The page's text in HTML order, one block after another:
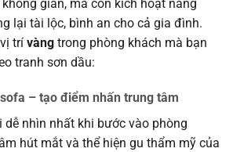
gian, mà còn kích hoạt năng
lại tài lộc, bình an cho cả gia đình.
trí vàng trong phòng khách mà bạn
tranh sơn dầu:
– tạo điểm nhấn trung tâm
dễ nhìn nhất khi bước vào phòng
hút mắt và thể hiện gu thẩm mỹ của